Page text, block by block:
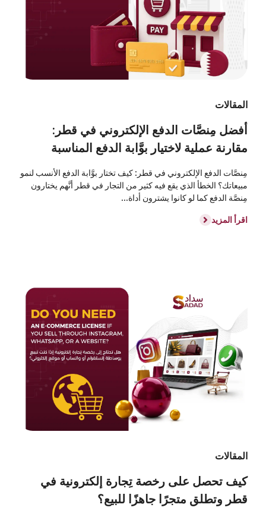
المقالات
أفضل مِنصَّات الدفع الإلكتروني في قطر:
مقارنة عملية لاختيار بوَّابة الدفع المناسبة
مِنصَّات الدفع الإلكتروني في قطر: كيف تختار بوَّابة الدفع الأنسب لنمو
مبيعاتك؟ الخطأ الذي يقع فيه كثير من التجار في قطر أنَّهم يختارون
مِنصَّة الدفع كما لو كانوا يشترون أداة...
اقرأ المزيد
المقالات
كيف تحصل على رخصة تِجارة إلكترونية في
قطر وتطلق متجرًا جاهزًا للبيع؟